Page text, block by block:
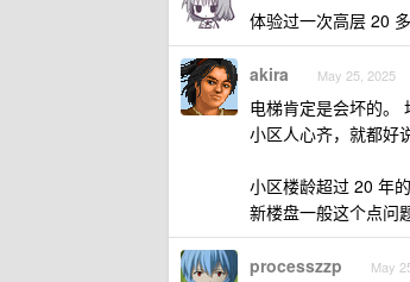
体验过一次高层 20
akira May 25, 2025
电梯肯定是会坏的。
小区人心齐，就都好
小区楼龄超过 20 年
新楼盘一般这个点问
processzzp May